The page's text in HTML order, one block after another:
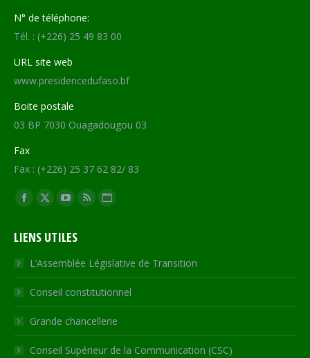
N° de téléphone:
Tél. : (+226) 25 49 83 00
URL site web
www.presidencedufaso.bf
Boite postale
03 BP 7030 Ouagadougou 03
Fax
Fax : (+226) 25 37 62 82/ 83
Trouvez nous sur :
Facebook
opens
in
new
window
X
opens
in
new
window
YouTube
opens
in
new
window
RSS
in
new
window
Site
opens
in
new
LIENS UTILES
L’Assemblée Législative de Transition
Conseil constitutionnel
Grande chancellerie
Conseil Supérieur de la Communication (CSC)